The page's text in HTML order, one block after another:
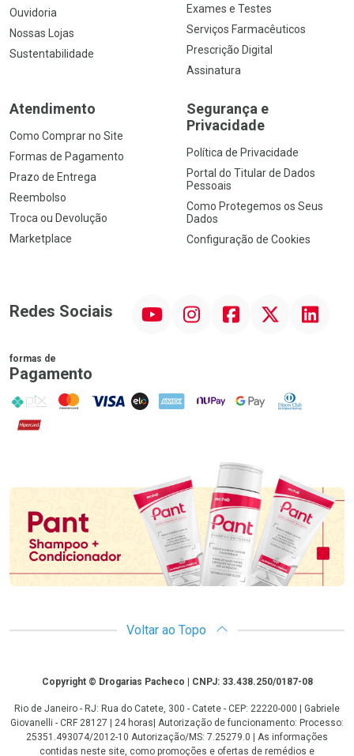
Ouvidoria
Nossas Lojas
Sustentabilidade
Exames e Testes
Serviços Farmacêuticos
Prescrição Digital
Assinatura
Atendimento
Como Comprar no Site
Formas de Pagamento
Prazo de Entrega
Reembolso
Troca ou Devolução
Marketplace
Segurança e
Privacidade
Política de Privacidade
Portal do Titular de Dados
Pessoais
Como Protegemos os Seus
Dados
Configuração de Cookies
Redes Sociais InstagramFacebookTwitter Linkedin
formas de
Pagamento
PIX MasterCard
VISA ELO AMEX NuPay Google PayDiners Club
Hipercard
Promoção em Destaque
Voltar ao Topo
CopyrightCopyright © Drogarias Pacheco | CNPJ: 33.438.250/0187-08
Rio de Janeiro - RJ: Rua do Catete, 300 - Catete - CEP: 22220-000 | Gabriele
Giovanelli - CRF 28127 | 24 horas| Autorização de funcionamento: Processo:
25351.493074/2012-10 Autorização/MS: 7.25279.0 | As informações
contidas neste site, como promoções e ofertas de remédios e